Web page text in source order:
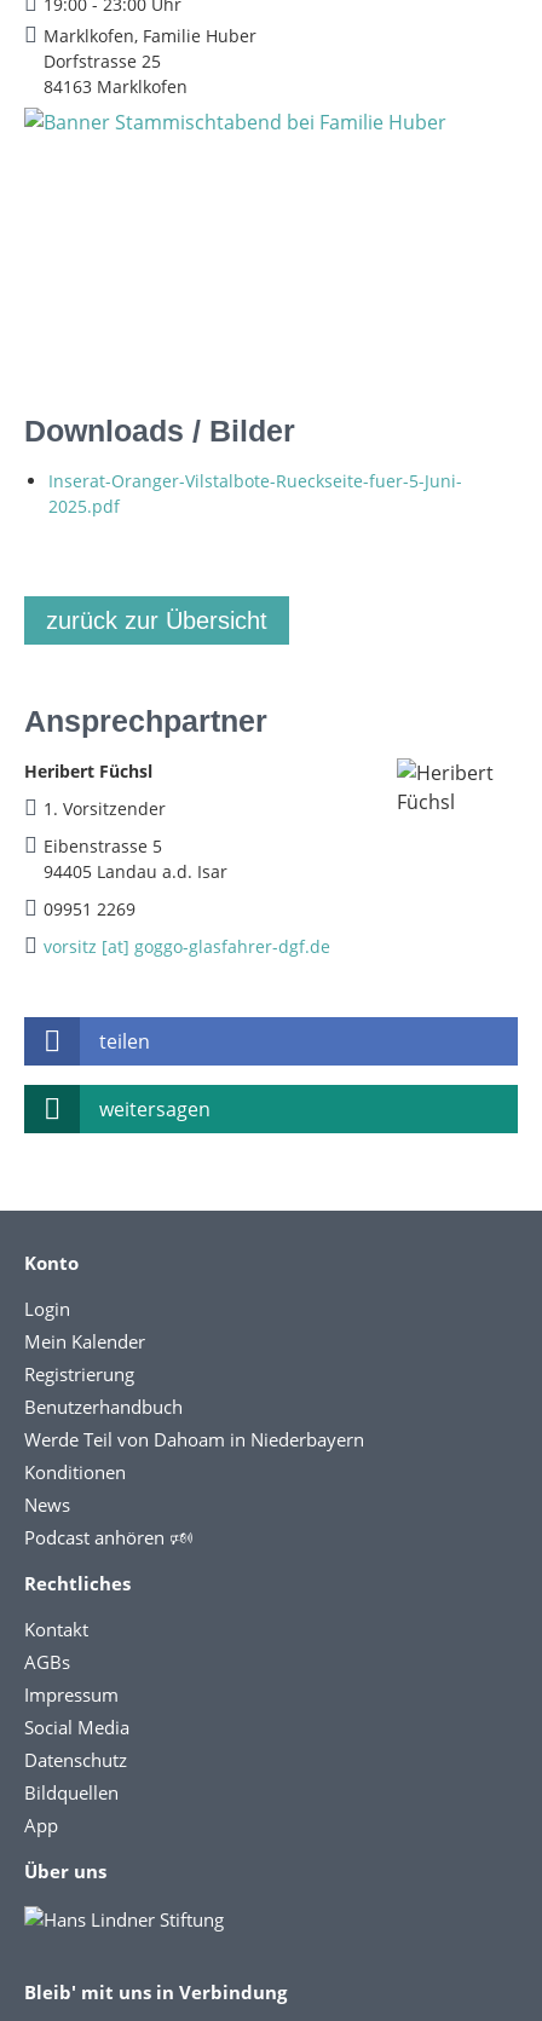
Marklkofen, Familie Huber
Dorfstrasse 25
84163 Marklkofen
Downloads / Bilder
Inserat-Oranger-Vilstalbote-Rueckseite-fuer-5-Juni-
2025.pdf
zurück zur Übersicht
Ansprechpartner
Heribert Füchsl
1. Vorsitzender
Eibenstrasse 5
94405 Landau a.d. Isar
09951 2269
vorsitz [at] goggo-glasfahrer-dgf.de
teilen
weitersagen
Konto
Login
Mein Kalender
Registrierung
Benutzerhandbuch
Werde Teil von Dahoam in Niederbayern
Konditionen
News
Podcast anhören 🕬
Rechtliches
Kontakt
AGBs
Impressum
Social Media
Datenschutz
Bildquellen
App
Über uns
Bleib' mit uns in Verbindung